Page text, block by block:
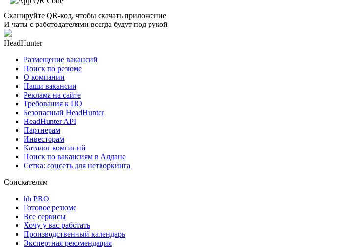
Сканируйте QR-код, чтобы скачать приложение
И чаты с работодателями всегда будут под рукой
HeadHunter
Размещение вакансий
Поиск по резюме
О компании
Наши вакансии
Реклама на сайте
Требования к ПО
Безопасный HeadHunter
HeadHunter API
Партнерам
Инвесторам
Каталог компаний
Поиск по вакансиям в Алдане
Сетка: соцсеть для нетворкинга
Соискателям
hh PRO
Готовое резюме
Все сервисы
Хочу у вас работать
Производственный календарь
Экспертная рекомендация